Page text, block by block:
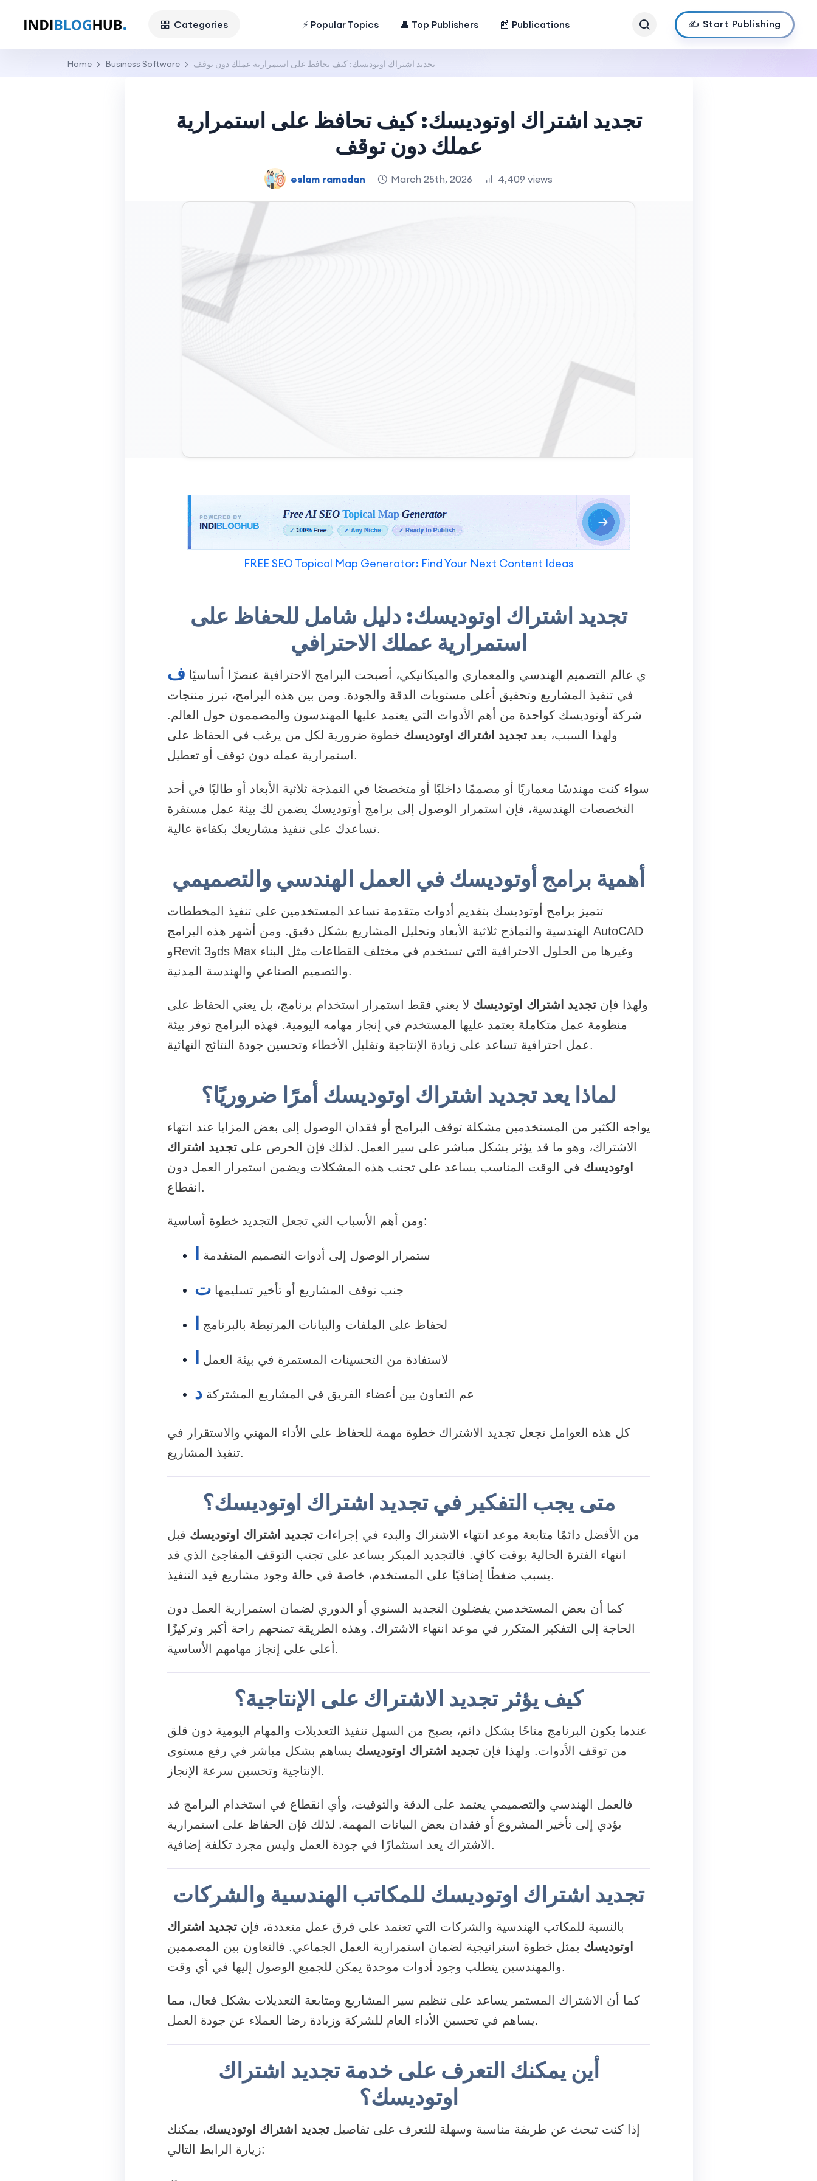
Categories ⚡ Popular Topics 👤 Top Publishers 📰 Publications ✍️ Start Publishing
Home Business Software تجديد اشتراك اوتوديسك: كيف تحافظ على استمرارية عملك دون توقف
تجديد اشتراك اوتوديسك: كيف تحافظ على استمرارية
عملك دون توقف
eslam ramadan March 25th, 2026 4,409 views
FREE SEO Topical Map Generator: Find Your Next Content Ideas
تجديد اشتراك اوتوديسك: دليل شامل للحفاظ على
استمرارية عملك الاحترافي
ف ي عالم التصميم الهندسي والمعماري والميكانيكي، أصبحت البرامج الاحترافية عنصرًا أساسيًا
في تنفيذ المشاريع وتحقيق أعلى مستويات الدقة والجودة. ومن بين هذه البرامج، تبرز منتجات
شركة أوتوديسك كواحدة من أهم الأدوات التي يعتمد عليها المهندسون والمصممون حول العالم.
ولهذا السبب، يعدتجديد اشتراك اوتوديسك خطوة ضرورية لكل من يرغب في الحفاظ على
استمرارية عمله دون توقف أو تعطيل.
سواء كنت مهندسًا معماريًا أو مصممًا داخليًا أو متخصصًا في النمذجة ثلاثية الأبعاد أو طالبًا في أحد
التخصصات الهندسية، فإن استمرار الوصول إلى برامج أوتوديسك يضمن لك بيئة عمل مستقرة
تساعدك على تنفيذ مشاريعك بكفاءة عالية.
أهمية برامج أوتوديسك في العمل الهندسي والتصميمي
تتميز برامج أوتوديسك بتقديم أدوات متقدمة تساعد المستخدمين على تنفيذ المخططات
الهندسية والنماذج ثلاثية الأبعاد وتحليل المشاريع بشكل دقيق. ومن أشهر هذه البرامج AutoCAD
وRevit و3ds Max وغيرها من الحلول الاحترافية التي تستخدم في مختلف القطاعات مثل البناء
والتصميم الصناعي والهندسة المدنية.
ولهذا فإنتجديد اشتراك اوتوديسك لا يعني فقط استمرار استخدام برنامج، بل يعني الحفاظ على
منظومة عمل متكاملة يعتمد عليها المستخدم في إنجاز مهامه اليومية. فهذه البرامج توفر بيئة
عمل احترافية تساعد على زيادة الإنتاجية وتقليل الأخطاء وتحسين جودة النتائج النهائية.
لماذا يعد تجديد اشتراك اوتوديسك أمرًا ضروريًا؟
يواجه الكثير من المستخدمين مشكلة توقف البرامج أو فقدان الوصول إلى بعض المزايا عند انتهاء
الاشتراك، وهو ما قد يؤثر بشكل مباشر على سير العمل. لذلك فإن الحرص علىتجديد اشتراك
اوتوديسك في الوقت المناسب يساعد على تجنب هذه المشكلات ويضمن استمرار العمل دون
انقطاع.
ومن أهم الأسباب التي تجعل التجديد خطوة أساسية:
ستمرار الوصول إلى أدوات التصميم المتقدمة
ت جنب توقف المشاريع أو تأخير تسليمها
لحفاظ على الملفات والبيانات المرتبطة بالبرنامج
لاستفادة من التحسينات المستمرة في بيئة العمل
د عم التعاون بين أعضاء الفريق في المشاريع المشتركة
كل هذه العوامل تجعل تجديد الاشتراك خطوة مهمة للحفاظ على الأداء المهني والاستقرار في
تنفيذ المشاريع.
متى يجب التفكير في تجديد اشتراك اوتوديسك؟
من الأفضل دائمًا متابعة موعد انتهاء الاشتراك والبدء في إجراءاتتجديد اشتراك اوتوديسك قبل
انتهاء الفترة الحالية بوقت كافٍ. فالتجديد المبكر يساعد على تجنب التوقف المفاجئ الذي قد
يسبب ضغطًا إضافيًا على المستخدم، خاصة في حالة وجود مشاريع قيد التنفيذ.
كما أن بعض المستخدمين يفضلون التجديد السنوي أو الدوري لضمان استمرارية العمل دون
الحاجة إلى التفكير المتكرر في موعد انتهاء الاشتراك. وهذه الطريقة تمنحهم راحة أكبر وتركيزًا
أعلى على إنجاز مهامهم الأساسية.
كيف يؤثر تجديد الاشتراك على الإنتاجية؟
عندما يكون البرنامج متاحًا بشكل دائم، يصبح من السهل تنفيذ التعديلات والمهام اليومية دون قلق
من توقف الأدوات. ولهذا فإنتجديد اشتراك اوتوديسك يساهم بشكل مباشر في رفع مستوى
الإنتاجية وتحسين سرعة الإنجاز.
فالعمل الهندسي والتصميمي يعتمد على الدقة والتوقيت، وأي انقطاع في استخدام البرامج قد
يؤدي إلى تأخير المشروع أو فقدان بعض البيانات المهمة. لذلك فإن الحفاظ على استمرارية
الاشتراك يعد استثمارًا في جودة العمل وليس مجرد تكلفة إضافية.
تجديد اشتراك اوتوديسك للمكاتب الهندسية والشركات
بالنسبة للمكاتب الهندسية والشركات التي تعتمد على فرق عمل متعددة، فإنتجديد اشتراك
اوتوديسك يمثل خطوة استراتيجية لضمان استمرارية العمل الجماعي. فالتعاون بين المصممين
والمهندسين يتطلب وجود أدوات موحدة يمكن للجميع الوصول إليها في أي وقت.
كما أن الاشتراك المستمر يساعد على تنظيم سير المشاريع ومتابعة التعديلات بشكل فعال، مما
يساهم في تحسين الأداء العام للشركة وزيادة رضا العملاء عن جودة العمل.
أين يمكنك التعرف على خدمة تجديد اشتراك
اوتوديسك؟
إذا كنت تبحث عن طريقة مناسبة وسهلة للتعرف على تفاصيلتجديد اشتراك اوتوديسك، يمكنك
زيارة الرابط التالي: